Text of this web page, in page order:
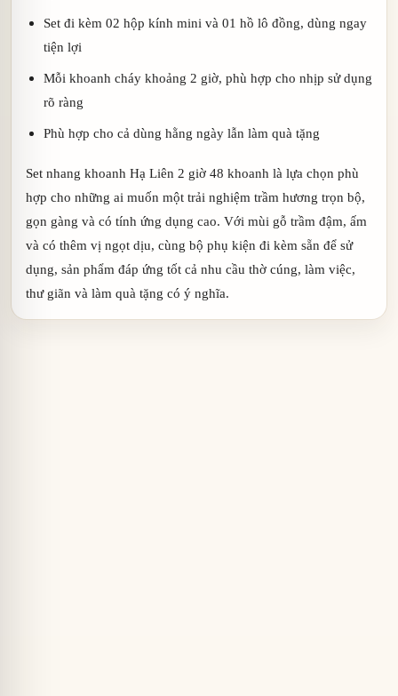
Set đi kèm 02 hộp kính mini và 01 hồ lô đồng, dùng ngay
tiện lợi
Mỗi khoanh cháy khoảng 2 giờ, phù hợp cho nhịp sử dụng
rõ ràng
Phù hợp cho cả dùng hằng ngày lẫn làm quà tặng
Set nhang khoanh Hạ Liên 2 giờ 48 khoanh là lựa chọn phù
hợp cho những ai muốn một trải nghiệm trầm hương trọn bộ,
gọn gàng và có tính ứng dụng cao. Với mùi gỗ trầm đậm, ấm
và có thêm vị ngọt dịu, cùng bộ phụ kiện đi kèm sẵn để sử
dụng, sản phẩm đáp ứng tốt cả nhu cầu thờ cúng, làm việc,
thư giãn và làm quà tặng có ý nghĩa.